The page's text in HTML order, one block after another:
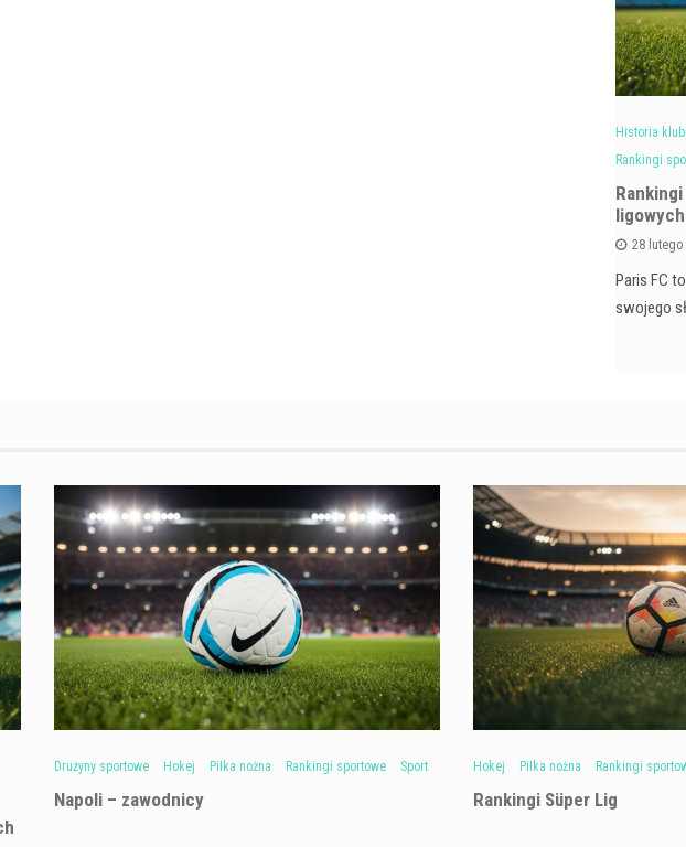
Historia
Rankingi
ligowych
28 lutego
Paris FC
swojego
Drużyny sportowe Hokej Piłka nożna Rankingi sportowe Sport
Napoli – zawodnicy
Hokej Piłka nożna Rankingi
Rankingi Süper Lig